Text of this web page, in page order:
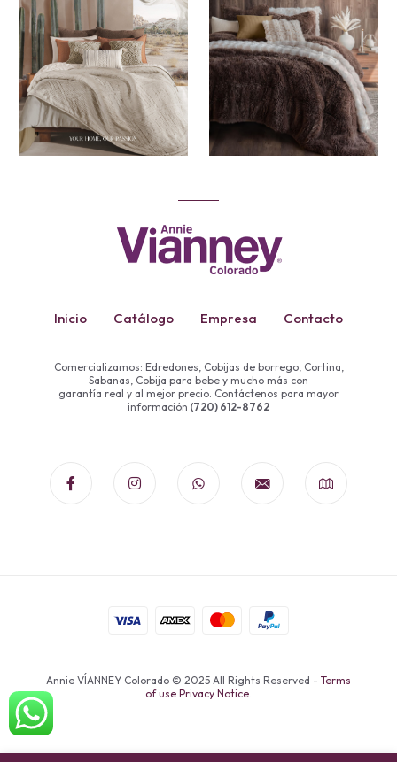
Inicio Catálogo Empresa Contacto
Comercializamos: Edredones, Cobijas de borrego, Cortina,
Sabanas, Cobija para bebe y mucho más con
garantía real y al mejor precio. Contáctenos para mayor
información (720) 612-8762
Annie VÍANNEY Colorado © 2025 All Rights Reserved - Terms
of use Privacy Notice.